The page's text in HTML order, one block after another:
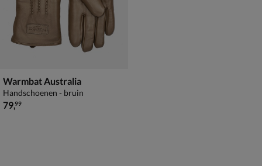
Warmbat Australia
Handschoenen - bruin
€ 79,99
79,99